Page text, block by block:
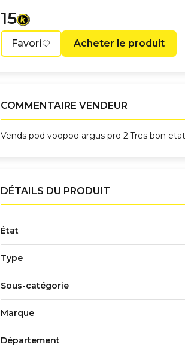
15
Favori Acheter le produit
COMMENTAIRE VENDEUR
Vends pod voopoo argus pro 2.Tres bon
DÉTAILS DU PRODUIT
État
Type
Sous-catégorie
Marque
Département